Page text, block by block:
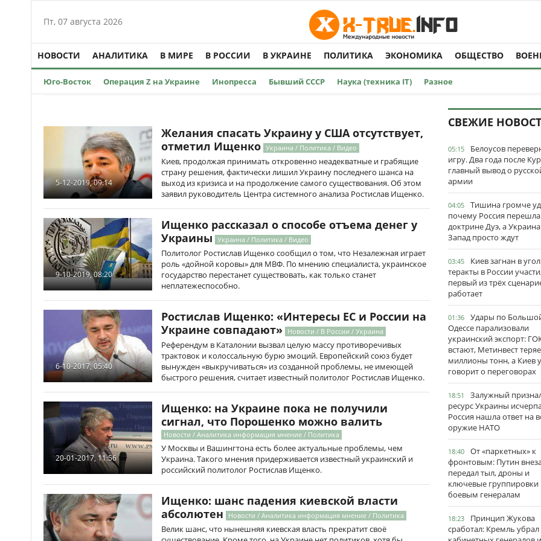
Пт, 07 августа 2026
НОВОСТИ АНАЛИТИКА В МИРЕ В РОССИИ В УКРАИНЕ ПОЛИТИКА ЭКОНОМИКА ОБЩЕСТВО
Юго-Восток Операция Z на Украине Инопресса Бывший СССР Наука (техника IT) Разное
5-12-2019, 09:14
Желания спасать Украину у США отсутствует,
отметил Ищенко Украина / Политика / Видео
Киев, продолжая принимать откровенно неадекватные и грабящие
страну решения, фактически лишил Украину последнего шанса на
выход из кризиса и на продолжение самого существования. Об этом
заявил руководитель Центра системного анализа Ростислав Ищенко.
9-10-2019, 08:20
Ищенко рассказал о способе отъема денег у
Украины Украина / Политика / Видео
Политолог Ростислав Ищенко сообщил о том, что Незалежная играет
роль «дойной коровы» для МВФ. По мнению специалиста, украинское
государство перестанет существовать, как только станет
неплатежеспособно.
6-10-2017, 05:40
Ростислав Ищенко: «Интересы ЕС и России на
Украине совпадают» Новости / В России / Украина
Референдум в Каталонии вызвал целую массу противоречивых
трактовок и колоссальную бурю эмоций. Европейский союз будет
вынужден «выкручиваться» из созданной проблемы, не имеющей
быстрого решения, считает известный политолог Ростислав Ищенко.
20-01-2017, 11:56
Ищенко: на Украине пока не получили
сигнал, что Порошенко можно валить
Новости / Аналитика информация мнение / Политика
У Москвы и Вашингтона есть более актуальные проблемы, чем
Украина. Такого мнения придерживается известный украинский и
российский политолог Ростислав Ищенко.
Ищенко: шанс падения киевской власти
абсолютен
Новости / Аналитика информация мнение / Политика
Велик шанс, что нынешняя киевская власть прекратит своё
СВЕЖИЕ
05:15
Белоусов
игру. Два года после
главный вывод о
армии
04:05
Тишина громче
почему Россия
доктрине Дуэ, а
Запад просто ждут
03:45
Киев загнан в
теракты в России
первый из трёх
работает
01:36
Удары по
Одессе парализовали
украинский экспорт:
встают, Метинвест
миллионы тонн, а Киев
говорит о переговорах
18:51
Залужный
ресурс Украины
Россия нашла ответ на
оружие НАТО
18:40
От «паркетных» к
фронтовым: Путин
передал тыл, дроны и
ключевые группировки
боевым генералам
18:23
Принцип Жукова
сработал: Кремль убрал